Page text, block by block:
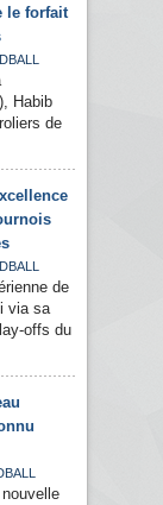
le forfait
Habib
de
de
via sa
offs du